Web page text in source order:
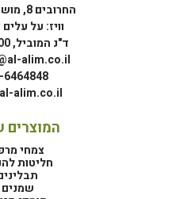
החרובים 8, מושב ציפורי
וויז: על עלים
ד"נ המוביל, 1791000
alim.co.il
6464848
alim.co.il
המוצרים
צמחי
חליטות
שמנים